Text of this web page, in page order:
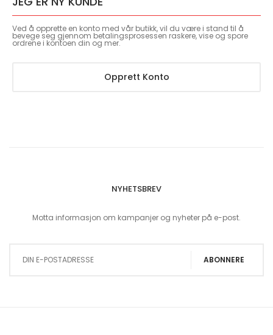
Ved å opprette en konto med vår butikk, vil du være i stand til å
bevege seg gjennom betalingsprosessen raskere, vise og spore
ordrene i kontoen din og mer.
Opprett Konto
NYHETSBREV
Motta informasjon om kampanjer og nyheter på e-post.
ABONNERE